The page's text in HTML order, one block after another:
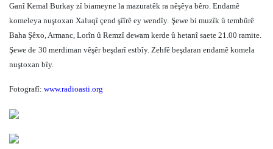
Ganî Kemal Burkay zî biameyne la mazuratêk ra nêşêya bêro. Endamê
komeleya nuştoxan Xaluqî çend şîîrê ey wendîy. Şewe bi muzîk û tembûrê
Baha Şêxo, Armanc, Lorîn û Remzî dewam kerde û hetanî saete 21.00 ramite.
Şewe de 30 merdiman vêşêr beşdarî estbîy. Zehfê beşdaran endamê komela
nuştoxan bîy.
Fotografî: www.radioasti.org